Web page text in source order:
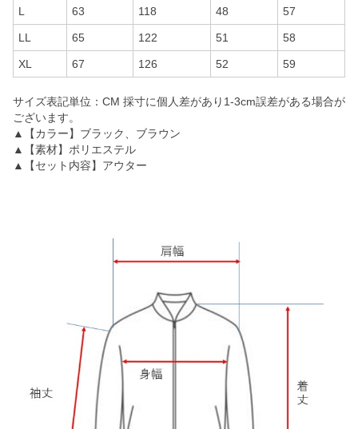
L 63 118 48 57
LL 65 122 51 58
XL 67 126 52 59
サイズ表記単位：CM 採寸に個人差があり1-3cm誤差がある場合が
ございます。
▲【カラー】ブラック、ブラウン
▲【素材】ポリエステル
▲【セット内容】アウター